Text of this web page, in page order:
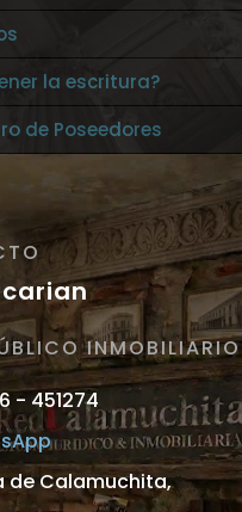
la escritura?
de Poseedores
INMOBILIARIO
- 451274
de Calamuchita,